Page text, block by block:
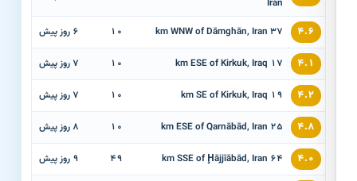
Iran
۴.۶ 37 km WNW of Dāmghān, Iran
۴.۱ 17 km ESE of Kirkuk, Iraq
۴.۲ 19 km SE of Kirkuk, Iraq
۴.۸ 25 km ESE of Qarnābād, Iran
۴.۰ 64 km SSE of Ḩājjīābād, Iran